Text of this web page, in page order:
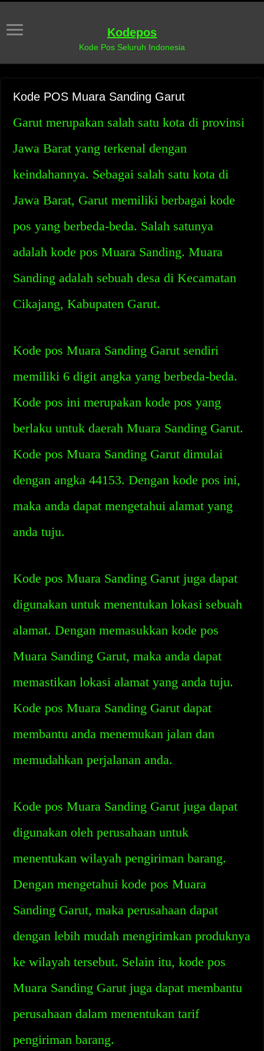
Kodepos
Kode Pos Seluruh Indonesia
Kode POS Muara Sanding Garut
Garut merupakan salah satu kota di provinsi
Jawa Barat yang terkenal dengan
keindahannya. Sebagai salah satu kota di
Jawa Barat, Garut memiliki berbagai kode
pos yang berbeda-beda. Salah satunya
adalah kode pos Muara Sanding. Muara
Sanding adalah sebuah desa di Kecamatan
Cikajang, Kabupaten Garut.
Kode pos Muara Sanding Garut sendiri
memiliki 6 digit angka yang berbeda-beda.
Kode pos ini merupakan kode pos yang
berlaku untuk daerah Muara Sanding Garut.
Kode pos Muara Sanding Garut dimulai
dengan angka 44153. Dengan kode pos ini,
maka anda dapat mengetahui alamat yang
anda tuju.
Kode pos Muara Sanding Garut juga dapat
digunakan untuk menentukan lokasi sebuah
alamat. Dengan memasukkan kode pos
Muara Sanding Garut, maka anda dapat
memastikan lokasi alamat yang anda tuju.
Kode pos Muara Sanding Garut dapat
membantu anda menemukan jalan dan
memudahkan perjalanan anda.
Kode pos Muara Sanding Garut juga dapat
digunakan oleh perusahaan untuk
menentukan wilayah pengiriman barang.
Dengan mengetahui kode pos Muara
Sanding Garut, maka perusahaan dapat
dengan lebih mudah mengirimkan produknya
ke wilayah tersebut. Selain itu, kode pos
Muara Sanding Garut juga dapat membantu
perusahaan dalam menentukan tarif
pengiriman barang.